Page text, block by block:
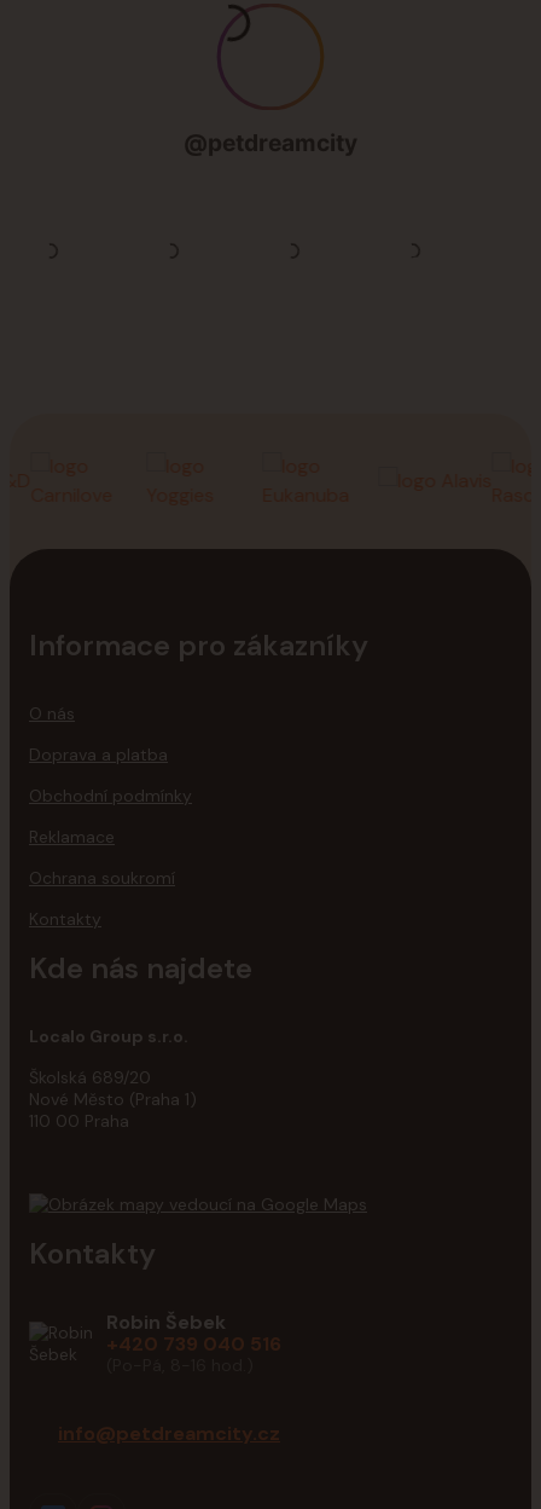
Informace pro zákazníky
O nás
Doprava a platba
Obchodní podmínky
Reklamace
Ochrana soukromí
Kontakty
Kde nás najdete
Localo Group s.r.o.
Školská 689/20
Nové Město (Praha 1)
110 00 Praha
Kontakty
Robin Šebek
+420 739 040 516
info@petdreamcity.cz